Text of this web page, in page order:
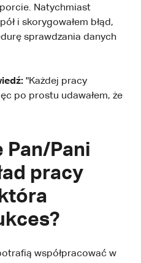
Natychmiast
i skorygowałem błąd,
sprawdzania danych
"Każdej pracy
po prostu udawałem, że
Pan/Pani
pracy
współpracować w